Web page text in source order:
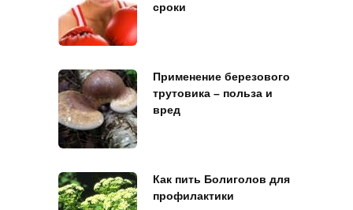
сроки
Применение березового
трутовика – польза и
вред
Как пить Болиголов для
профилактики